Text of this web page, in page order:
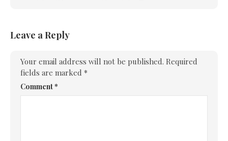
Leave a Reply
Your email address will not be published. Required
fields are marked *
Comment*